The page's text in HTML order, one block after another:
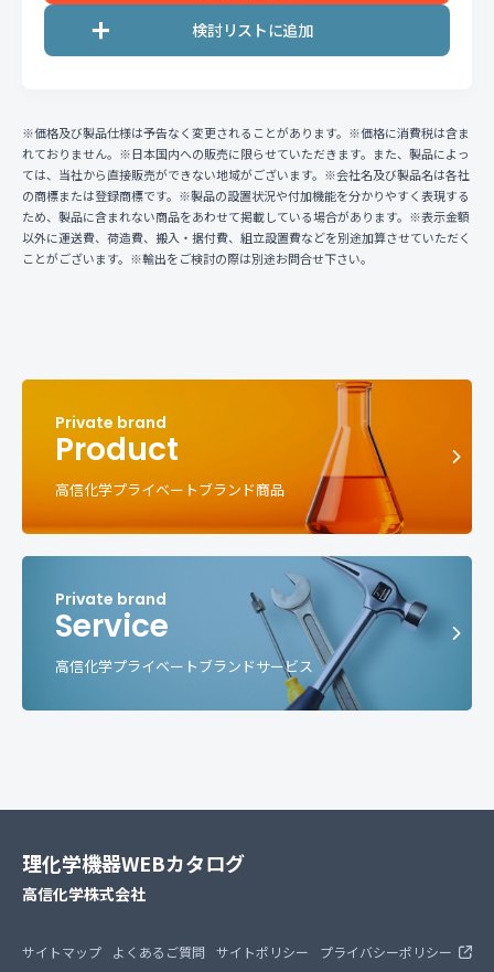
※価格及び製品仕様は予告なく変更されることがあります。※価格に消費税は含ま
れておりません。※日本国内への販売に限らせていただきます。また、製品によっ
ては、当社から直接販売ができない地域がございます。※会社名及び製品名は各社
の商標または登録商標です。※製品の設置状況や付加機能を分かりやすく表現する
ため、製品に含まれない商品をあわせて掲載している場合があります。※表示金額
以外に運送費、荷造費、搬入・据付費、組立設置費などを別途加算させていただく
ことがございます。※輸出をご検討の際は別途お問合せ下さい。
Product
高信化学プライベートブランド商品
Service
高信化学プライベートブランドサービス
理化学機器WEBカタログ
高信化学株式会社
サイトマップ よくあるご質問 サイトポリシー プライバシーポリシー